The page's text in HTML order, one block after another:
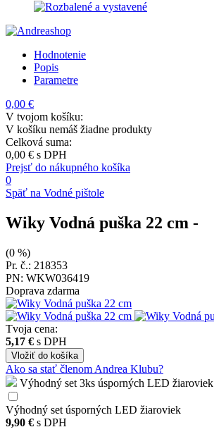
Hodnotenie
Popis
Parametre
0,00 €
V tvojom košíku:
V košíku nemáš žiadne produkty
Celková suma:
0,00 € s DPH
Prejsť do nákupného košíka
0
Späť na Vodné pištole
Wiky Vodná puška 22 cm -
(0 %)
Pr. č.: 218353
PN: WKW036419
Doprava zdarma
Tvoja cena:
5,17 € s DPH
Vložiť do košíka
Ako sa stať členom Andrea Klubu?
Výhodný set 3ks úsporných LED žiaroviek
Výhodný set úsporných LED žiaroviek
9,90 € s DPH